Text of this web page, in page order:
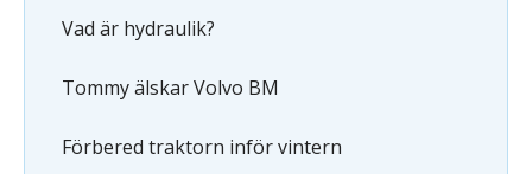
Vad är hydraulik?
Tommy älskar Volvo BM
Förbered traktorn inför vintern